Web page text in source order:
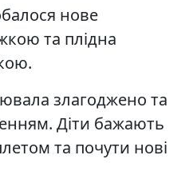
нове
та плідна
злагоджено та
Діти бажають
та почути нові